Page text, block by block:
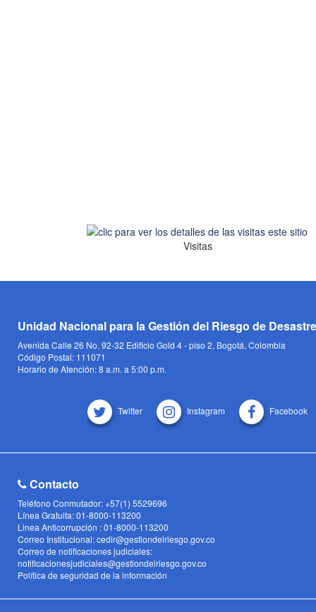
Visitas
Unidad Nacional para la Gestión del Riesgo de
Avenida Calle 26 No. 92-32 Edificio Gold 4 - piso 2, Bogotá, Colombia
Código Postal: 111071
Horario de Atención: 8 a.m. a 5:00 p.m.
Twitter Instagram Facebook
Contacto
Teléfono Conmutador: +57(1) 5529696
Línea Gratuita: 01-8000-113200
Linea Anticorrupción : 01-8000-113200
Correo Institucional: cedir@gestiondelriesgo.gov.co
Correo de notificaciones judiciales:
notificacionesjudiciales@gestiondelriesgo.gov.co
Política de seguridad de la información